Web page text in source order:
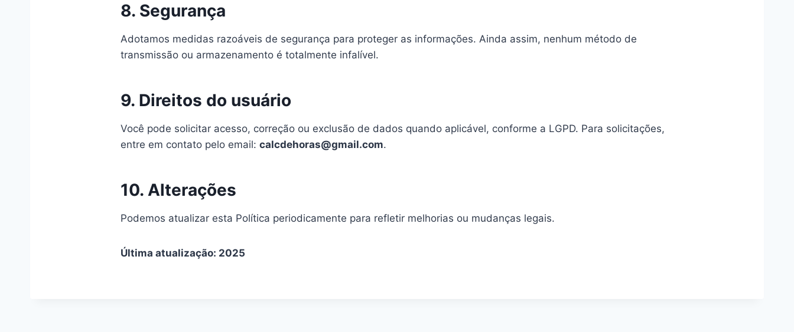
8. Segurança
Adotamos medidas razoáveis de segurança para proteger as informações. Ainda assim, nenhum método de
transmissão ou armazenamento é totalmente infalível.
9. Direitos do usuário
Você pode solicitar acesso, correção ou exclusão de dados quando aplicável, conforme a LGPD. Para solicitações,
entre em contato pelo email: calcdehoras@gmail.com.
10. Alterações
Podemos atualizar esta Política periodicamente para refletir melhorias ou mudanças legais.
Última atualização: 2025